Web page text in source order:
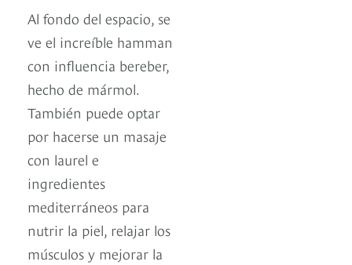
Al fondo del espacio, se
ve el increíble hamman
con influencia bereber,
hecho de mármol.
También puede optar
por hacerse un masaje
con laurel e
ingredientes
mediterráneos para
nutrir la piel, relajar los
músculos y mejorar la